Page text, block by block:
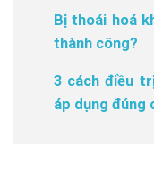
Bị thoái hoá
thành công?
3 cách điều
áp dụng đúng